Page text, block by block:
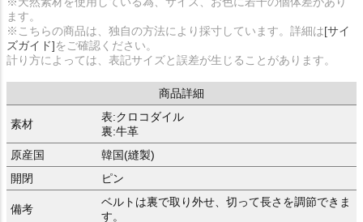
ます。
※こちらの商品は、独自の方法により採寸しています。詳細は[サイ
ズガイド]をご確認ください。
計り方によっては、表記サイズと誤差が生じることがあります。
商品詳細
素材
表:クロコダイル
裏:牛革
原産国
韓国(縫製)
開閉
ピン
備考
ベルトは裏で取り外せ、切って長さを調節できま
す。